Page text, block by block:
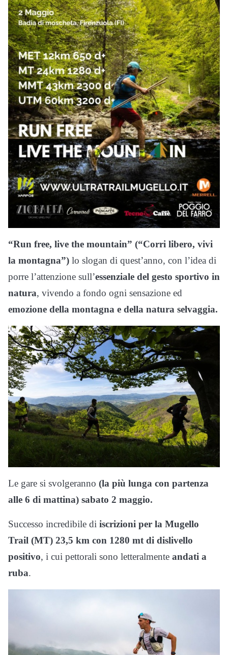
“Run free, live the mountain” (“Corri libero, vivi
la montagna”) lo slogan di quest’anno, con l’idea di
porre l’attenzione sull’essenziale del gesto sportivo in
natura, vivendo a fondo ogni sensazione ed
emozione della montagna e della natura selvaggia.
Le gare si svolgeranno (la più lunga con partenza
alle 6 di mattina) sabato 2 maggio.
Successo incredibile di iscrizioni per la Mugello
Trail (MT) 23,5 km con 1280 mt di dislivello
positivo, i cui pettorali sono letteralmente andati a
ruba.